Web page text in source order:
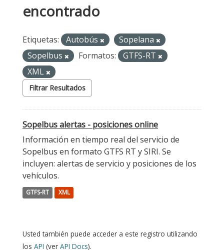
encontrado
Etiquetas: Autobús
Sopelana
Sopelbus
Formatos:
GTFS-RT
XML
Filtrar Resultados
Sopelbus alertas - posiciones online
Información en tiempo real del servicio de
Sopelbus en formato GTFS RT y SIRI. Se
incluyen: alertas de servicio y posiciones de los
vehículos.
GTFS-RT XML
Usted también puede acceder a este registro utilizando
los API (ver API Docs).